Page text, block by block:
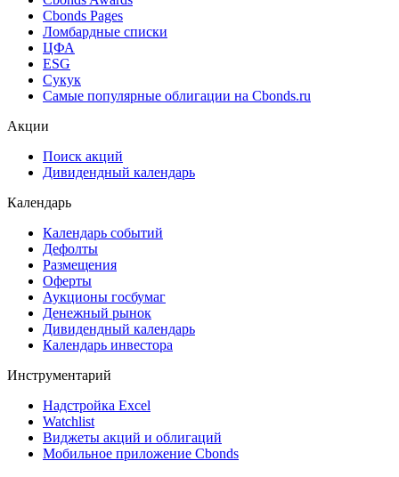
Cbonds Estimation Onshore
Cbonds Valuation
Рэнкинги инвест. банков и юр. консультантов
Cbonds Awards
Cbonds Pages
Ломбардные списки
ESG
Самые популярные облигации на Cbonds.ru
Дивидендный календарь
Календарь
Календарь событий
Дефолты
Размещения
Оферты
Аукционы госбумаг
Денежный рынок
Календарь инвестора
Инструментарий
Надстройка Excel